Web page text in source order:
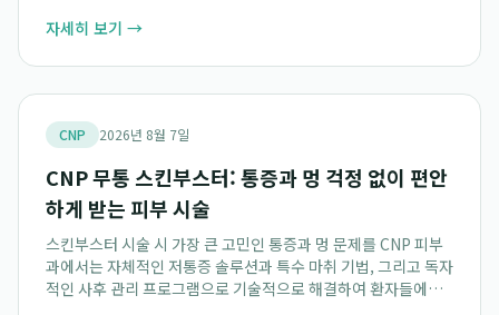
통해 환자 가족의 부담을 줄이고 안...
자세히 보기 →
CNP 2026년 8월 7일
CNP 무통 스킨부스터: 통증과 멍 걱정 없이 편안
하게 받는 피부 시술
스킨부스터 시술 시 가장 큰 고민인 통증과 멍 문제를 CNP 피부
과에서는 자체적인 저통증 솔루션과 특수 마취 기법, 그리고 독자
적인 사후 관리 프로그램으로 기술적으로 해결하여 환자들에게